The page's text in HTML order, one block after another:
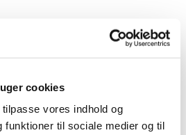
cookies
vores indhold og
funktioner til sociale medier og til